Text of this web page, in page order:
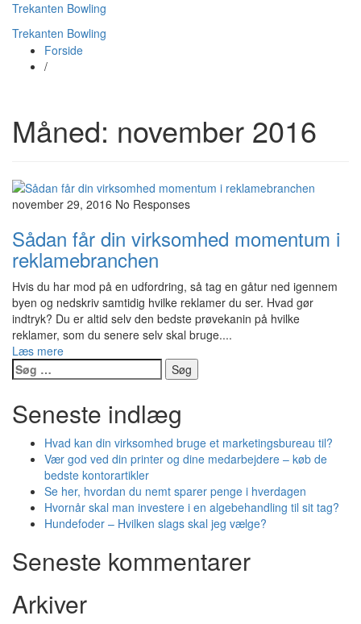
Trekanten Bowling
Trekanten Bowling
Forside
/
Måned: november 2016
november 29, 2016 No Responses
Sådan får din virksomhed momentum i
reklamebranchen
Hvis du har mod på en udfordring, så tag en gåtur ned igennem
byen og nedskriv samtidig hvilke reklamer du ser. Hvad gør
indtryk? Du er altid selv den bedste prøvekanin på hvilke
reklamer, som du senere selv skal bruge....
Læs mere
Søg
efter:
Seneste indlæg
Hvad kan din virksomhed bruge et marketingsbureau til?
Vær god ved din printer og dine medarbejdere – køb de
bedste kontorartikler
Se her, hvordan du nemt sparer penge i hverdagen
Hvornår skal man investere i en algebehandling til sit tag?
Hundefoder – Hvilken slags skal jeg vælge?
Seneste kommentarer
Arkiver